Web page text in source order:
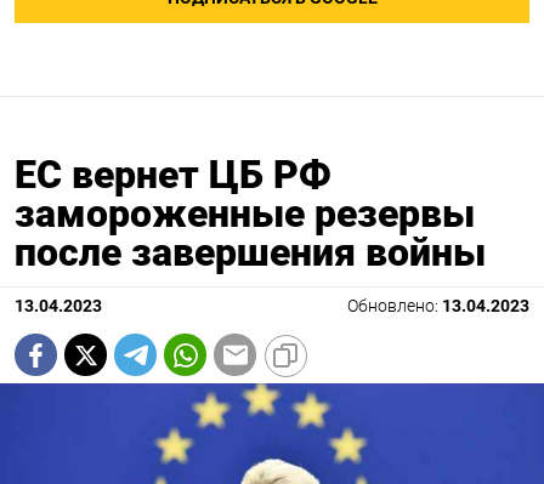
ЕС вернет ЦБ РФ
замороженные резервы
после завершения войны
13.04.2023 Обновлено: 13.04.2023